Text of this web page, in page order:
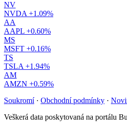
NV
NVDA +1.09%
AA
AAPL +0.60%
MS
MSFT +0.16%
TS
TSLA +1.94%
AM
AMZN +0.59%
Soukromí · Obchodní podmínky ·
Veškerá data poskytovaná na portálu